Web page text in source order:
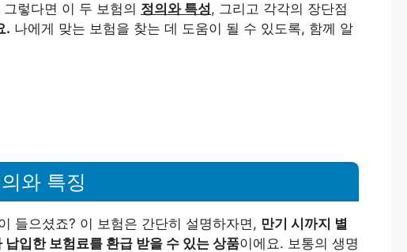
렇다면 이 두 보험의 정의와 특성, 그리고 각각의 장단점
. 나에게 맞는 보험을 찾는 데 도움이 될 수 있도록, 함께 알
와 특징
들으셨죠? 이 보험은 간단히 설명하자면, 만기 시까지 별
입한 보험료를 환급 받을 수 있는 상품이에요. 보통의 생명